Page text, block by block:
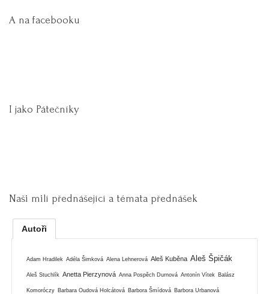
A na facebooku
I jako Pátečníky
Naši milí přednášející a témata přednášek
Autoři
Adam Hradilek Adéla Šimková Alena Lehnerová Aleš Kuběna Aleš Špičák
Aleš Stuchlík Anetta Pierzynová Anna Pospěch Durnová Antonín Vítek Balász
Komoróczy Barbara Oudová Holcátová Barbora Šmídová Barbora Urbanová